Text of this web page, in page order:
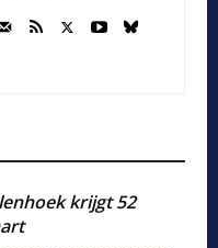
krijgt 52